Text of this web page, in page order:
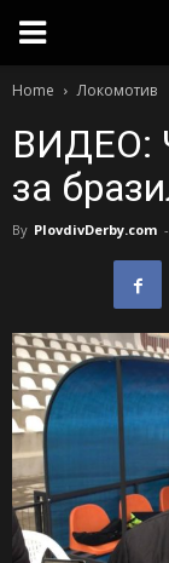
Home Локомотив
ВИДЕО:
за
By PlovdivDerby.com -